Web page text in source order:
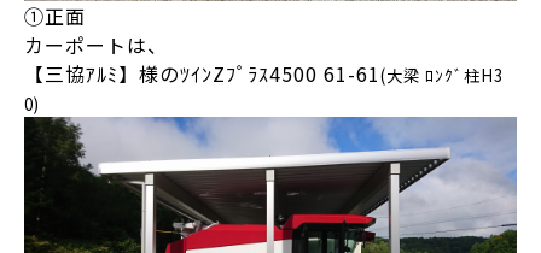
①正面
カーポートは、
【三協ｱﾙﾐ】様のﾂｲﾝZﾌﾟﾗｽ4500 61-61(大梁 ﾛﾝｸﾞ柱H3
0)